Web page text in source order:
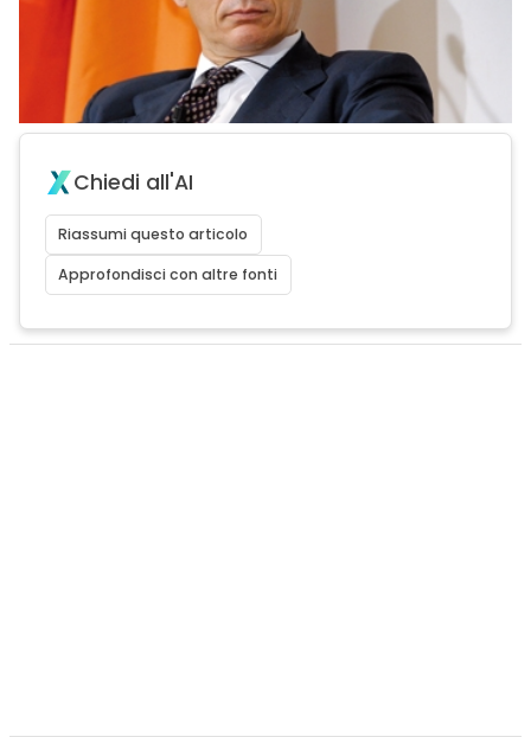
Chiedi all'AI
Riassumi questo articolo
Approfondisci con altre fonti